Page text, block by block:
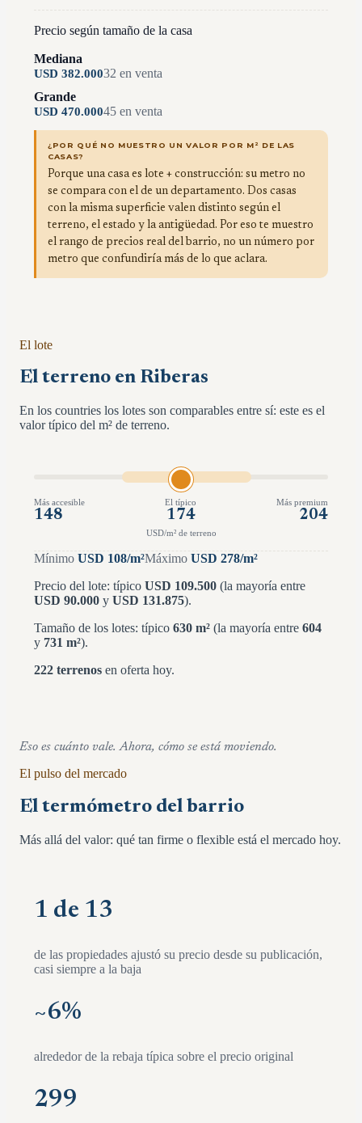
Precio según tamaño de la casa
Mediana
USD 382.00032 en venta
Grande
USD 470.00045 en venta
¿POR QUÉ NO MUESTRO UN VALOR POR M² DE LAS
CASAS?
Porque una casa es lote + construcción: su metro no
se compara con el de un departamento. Dos casas
con la misma superficie valen distinto según el
terreno, el estado y la antigüedad. Por eso te muestro
el rango de precios real del barrio, no un número por
metro que confundiría más de lo que aclara.
El lote
El terreno en Riberas
En los countries los lotes son comparables entre sí: este es el
valor típico del m² de terreno.
Más accesible
148
El típico
174
Más premium
204
USD/m² de terreno
Mínimo USD 108/m²Máximo USD 278/m²
Precio del lote: típico USD 109.500 (la mayoría entre
USD 90.000 y USD 131.875).
Tamaño de los lotes: típico 630 m² (la mayoría entre 604
y 731 m²).
222 terrenos en oferta hoy.
Eso es cuánto vale. Ahora, cómo se está moviendo.
El pulso del mercado
El termómetro del barrio
Más allá del valor: qué tan firme o flexible está el mercado hoy.
1 de 13
de las propiedades ajustó su precio desde su publicación,
casi siempre a la baja
~6%
alrededor de la rebaja típica sobre el precio original
299